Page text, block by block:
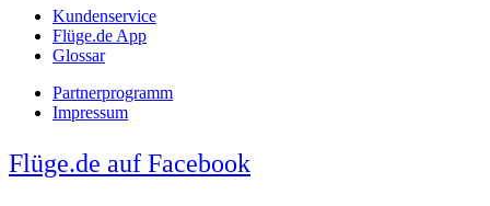
Kundenservice
Flüge.de App
Glossar
Partnerprogramm
Impressum
Flüge.de auf Facebook